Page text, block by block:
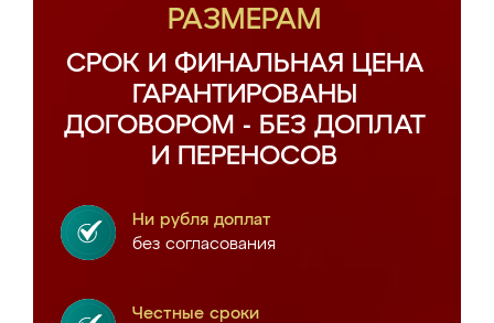
РАЗМЕРАМ
СРОК И ФИНАЛЬНАЯ ЦЕНА
ГАРАНТИРОВАНЫ
ДОГОВОРОМ - БЕЗ ДОПЛАТ
И ПЕРЕНОСОВ
Ни рубля доплат
без согласования
Честные сроки